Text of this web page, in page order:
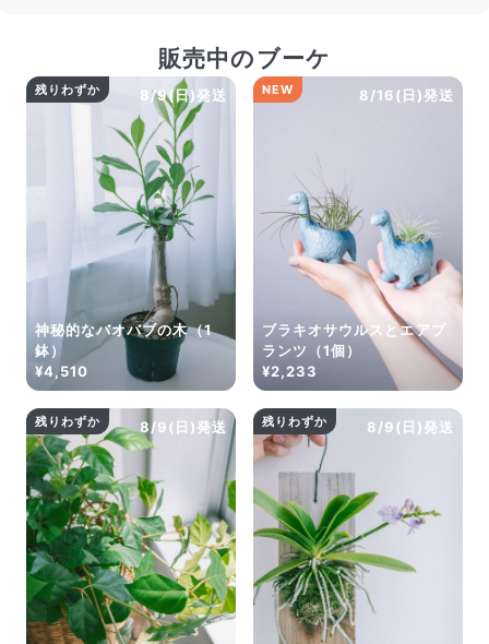
販売中のブーケ
8/9(日)発送
残りわずか
神秘的なバオバブの木（1
鉢）
¥4,510
8/16(日)発送
NEW
ブラキオサウルスとエアプ
ランツ（1個）
¥2,233
8/9(日)発送
残りわずか 8/9(日)発送
残りわずか